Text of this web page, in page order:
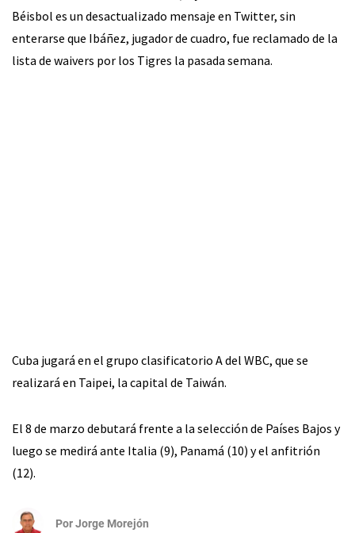
Béisbol es un desactualizado mensaje en Twitter, sin
enterarse que Ibáñez, jugador de cuadro, fue reclamado de la
lista de waivers por los Tigres la pasada semana.
Cuba jugará en el grupo clasificatorio A del WBC, que se
realizará en Taipei, la capital de Taiwán.
El 8 de marzo debutará frente a la selección de Países Bajos y
luego se medirá ante Italia (9), Panamá (10) y el anfitrión
(12).
PorJorge Morejón